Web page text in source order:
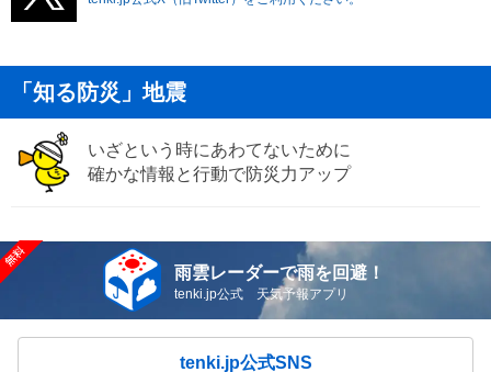
「知る防災」地震
いざという時にあわてないために
確かな情報と行動で防災力アップ
雨雲レーダーで雨を回避！
tenki.jp公式 天気予報アプリ
tenki.jp公式SNS